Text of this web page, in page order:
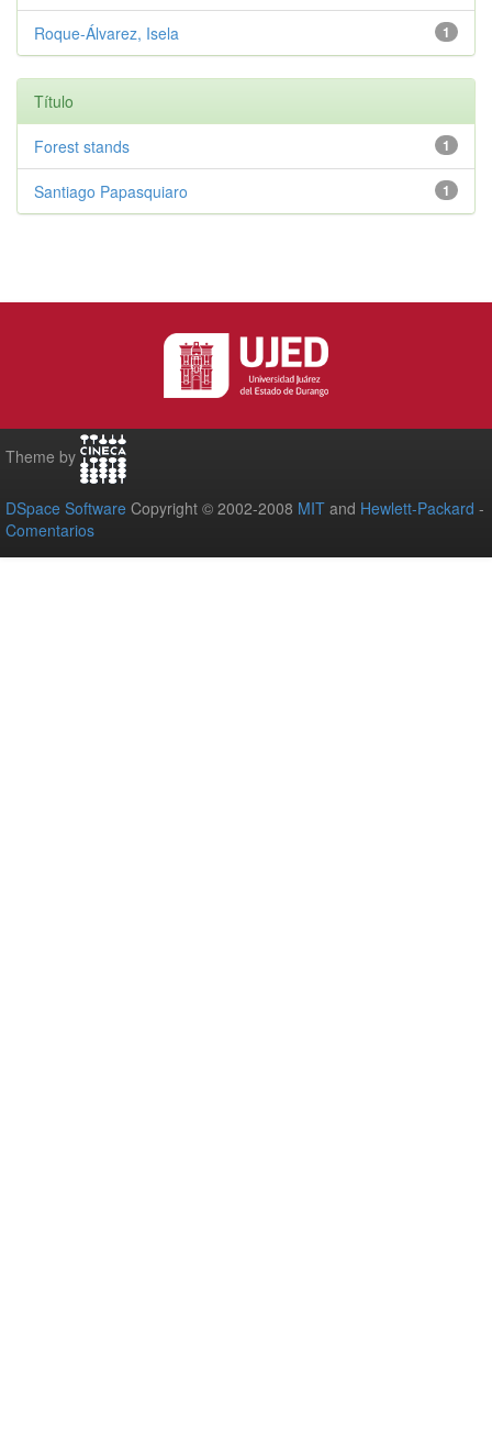
1
Roque-Álvarez, Isela
Título
1
Forest stands
1
Santiago Papasquiaro
Theme by
DSpace Software Copyright © 2002-2008 MIT and Hewlett-Packard -
Comentarios